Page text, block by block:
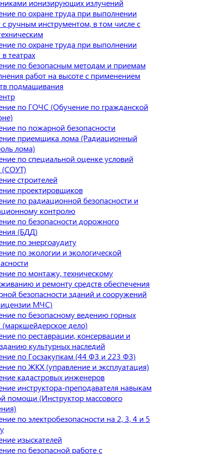
ионизирующих излучений
по охране труда при выполнении
с ручным инструментом, в том числе с
по охране труда при выполнении
театрах
по безопасным методам и приемам
работ на высоте с применением
подмащивания
по ГОЧС (Обучение по гражданской
по пожарной безопасности
приемщика лома (Радиационный
лома)
по специальной оценке условий
(СОУТ)
строителей
проектировщиков
по радиационной безопасности и
контролю
по безопасности дорожного
(БДД)
по энергоаудиту
по экологии и экологической
по монтажу, техническому
и ремонту средств обеспечения
безопасности зданий и сооружений
МЧС)
по безопасному ведению горных
(маркшейдерское дело)
по реставрации, консервации и
культурных наследий
по Госзакупкам (44 ФЗ и 223 ФЗ)
по ЖКХ (управление и эксплуатация)
кадастровых инженеров
инструктора-преподавателя навыкам
помощи (Инструктор массового
по электробезопасности на 2, 3, 4 и 5
изыскателей
по безопасной работе с